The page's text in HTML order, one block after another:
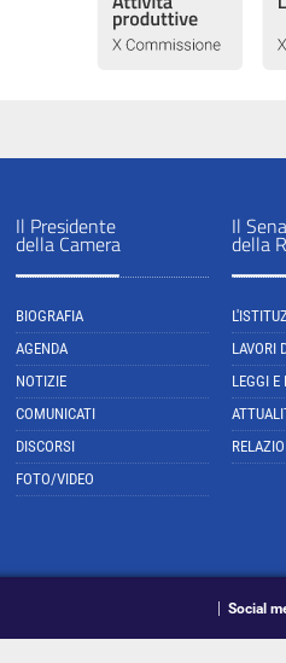
Il Presidente
della Camera
BIOGRAFIA
AGENDA
NOTIZIE
COMUNICATI
DISCORSI
FOTO/VIDEO
Il
della
LAVORI
LEGGI E
Social